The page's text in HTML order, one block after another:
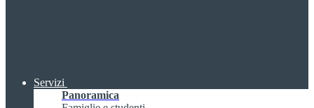
Servizi
Panoramica